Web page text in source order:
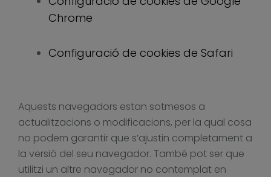
Chrome
Configuració de cookies de Safari
Aquests navegadors estan sotmesos a
actualitzacions o modificacions, per la qual cosa
no podem garantir que s’ajustin completament a
la versió del seu navegador. També pot ser que
utilitzi un altre navegador no contemplat en